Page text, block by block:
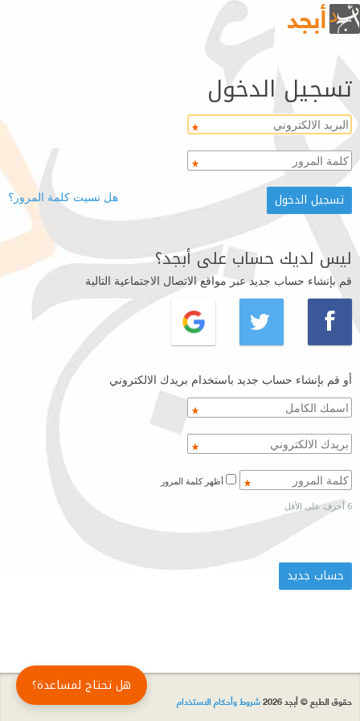
تسجيل الدخول
هل نسيت كلمة المرور؟
ليس لديك حساب على أبجد؟
قم بإنشاء حساب جديد عبر مواقع الاتصال الاجتماعية التالية
أو قم بإنشاء حساب جديد باستخدام بريدك الالكتروني
6 أحرف على الأقل
حقوق الطبع © أبجد 2026 شروط وأحكام الاستخدام
هل تحتاج لمساعدة؟